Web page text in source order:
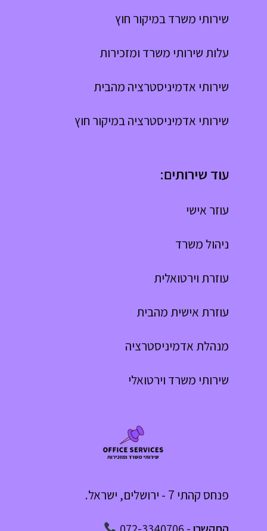
שירותי משרד במיקור חוץ
עלות שירותי משרד ומזכירות
שירותי אדמיניסטרציה מהבית
שירותי אדמיניסטרציה במיקור חוץ
עוד שירותים:
עוזר אישי
ניהול משרד
עוזרת וירטואלית
עוזרת אישית מהבית
מנהלת אדמיניסטרציה
שירותי משרד וירטואלי
פנחס קהתי 7 - ירושלים, ישראל.